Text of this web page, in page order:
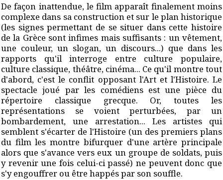
De façon inattendue, le film apparaît finalement moins
complexe dans sa construction et sur le plan historique
(les signes permettant de se situer dans cette histoire
de la Grèce sont infimes mais suffisants : un vêtement,
une couleur, un slogan, un discours...) que dans les
rapports qu'il interroge entre culture populaire,
culture classique, théâtre, cinéma... Ce qu'il montre tout
d'abord, c'est le conflit opposant l'Art et l'Histoire. Le
spectacle joué par les comédiens est une pièce du
répertoire classique grecque. Or, toutes les
représentations se voient perturbées, par un
bombardement, une arrestation... Les artistes qui
semblent s'écarter de l'Histoire (un des premiers plans
du film les montre bifurquer d'une artère principale
alors que s'avance vers eux un groupe de soldats, puis
y revenir une fois celui-ci passé) ne peuvent donc que
s'y engouffrer ou être happés par son souffle.